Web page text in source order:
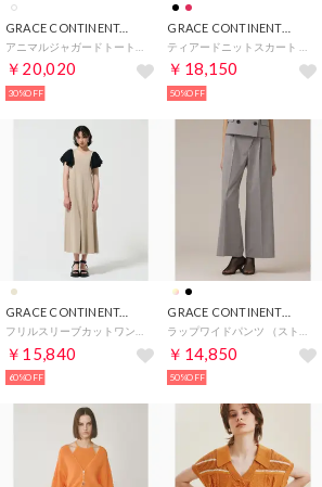
GRACE CONTINENTAL
￥20,020
30%OFF
GRACE CONTINENTAL
￥18,150
50%OFF
GRACE CONTINENTAL
￥15,840
60%OFF
GRACE CONTINENTAL
￥14,850
50%OFF